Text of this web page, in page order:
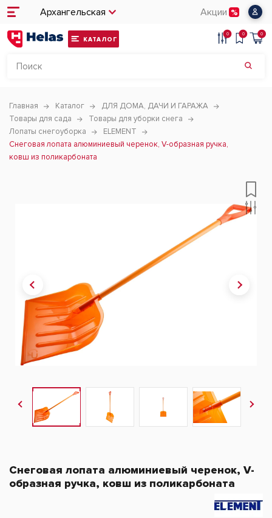
Архангельская Акции
КАТАЛОГ
0 0 0
Главная Каталог
ДЛЯ ДОМА, ДАЧИ И ГАРАЖА
Товары для сада
Товары для уборки снега
Лопаты снегоуборка
ELEMENT
Снеговая лопата алюминиевый черенок, V-образная ручка,
ковш из поликарбоната
Снеговая лопата алюминиевый черенок, V-
образная ручка, ковш из поликарбоната